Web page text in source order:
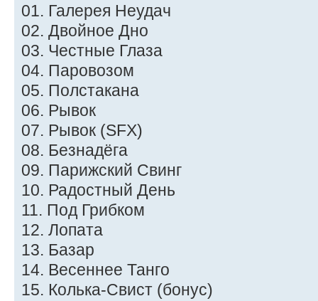
01. Галерея Неудач
02. Двойное Дно
03. Честные Глаза
04. Паровозом
05. Полстакана
06. Рывок
07. Рывок (SFX)
08. Безнадёга
09. Парижский Свинг
10. Радостный День
11. Под Грибком
12. Лопата
13. Базар
14. Весеннее Танго
15. Колька-Свист (бонус)